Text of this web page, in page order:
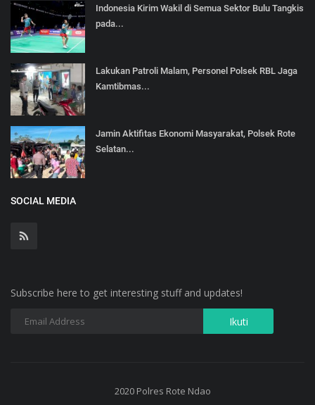
Indonesia Kirim Wakil di Semua Sektor Bulu Tangkis
pada...
Lakukan Patroli Malam, Personel Polsek RBL Jaga
Kamtibmas...
Jamin Aktifitas Ekonomi Masyarakat, Polsek Rote
Selatan...
SOCIAL MEDIA
Subscribe here to get interesting stuff and updates!
2020 Polres Rote Ndao